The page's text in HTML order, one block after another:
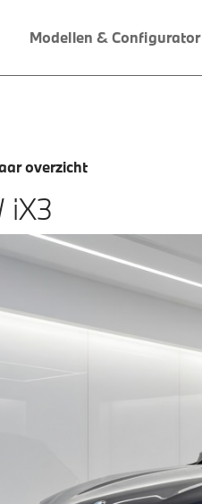
Modellen & Configurator
overzicht
iX3